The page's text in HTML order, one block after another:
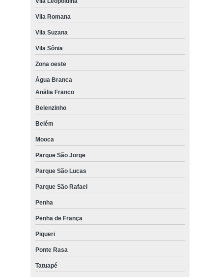
Vila Romana
Vila Suzana
Vila Sônia
Zona oeste
Água Branca
Anália Franco
Belenzinho
Belém
Mooca
Parque São Jorge
Parque São Lucas
Parque São Rafael
Penha
Penha de França
Piqueri
Ponte Rasa
Tatuapé